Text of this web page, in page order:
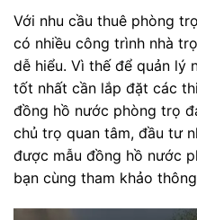
Với nhu cầu thuê phòng
có nhiều công trình nhà
dễ hiểu. Vì thế để quản lý
tốt nhất cần lắp đặt các
đồng hồ nước phòng trọ
chủ trọ quan tâm, đầu tư
được mẫu đồng hồ nước
bạn cùng tham khảo